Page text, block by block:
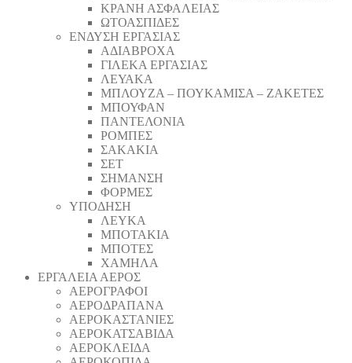
ΚΡΑΝΗ ΑΣΦΑΛΕΙΑΣ
ΩΤΟΑΣΠΙΔΕΣ
ΕΝΔΥΣΗ ΕΡΓΑΣΙΑΣ
ΑΔΙΑΒΡΟΧΑ
ΓΙΛΕΚΑ ΕΡΓΑΣΙΑΣ
ΛΕΥΑΚΑ
ΜΠΛΟΥΖΑ – ΠΟΥΚΑΜΙΣΑ – ΖΑΚΕΤΕΣ
ΜΠΟΥΦΑΝ
ΠΑΝΤΕΛΟΝΙΑ
ΡΟΜΠΕΣ
ΣΑΚΑΚΙΑ
ΣΕΤ
ΣΗΜΑΝΣΗ
ΦΟΡΜΕΣ
ΥΠΟΔΗΣΗ
ΛΕΥΚΑ
ΜΠΟΤΑΚΙΑ
ΜΠΟΤΕΣ
ΧΑΜΗΛΑ
ΕΡΓΑΛΕΙΑ ΑΕΡΟΣ
ΑΕΡΟΓΡΑΦΟΙ
ΑΕΡΟΔΡΑΠΑΝA
ΑΕΡΟΚΑΣΤΑΝΙΕΣ
ΑΕΡΟΚΑΤΣΑΒΙΔΑ
ΑΕΡΟΚΛΕΙΔΑ